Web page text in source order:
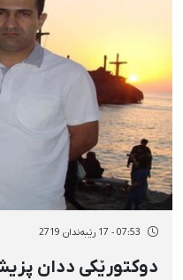
07:53 - 17 رێبەندان 2719
دوکتورێکی ددان